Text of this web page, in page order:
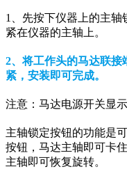
1、先按下仪器上的主
紧在仪器的主轴上。
2、将工作头的马达联
紧，安装即可完成。
注意：马达电源开关显示
主轴锁定按钮的功能是
按钮，马达主轴即可卡
主轴即可恢复旋转。